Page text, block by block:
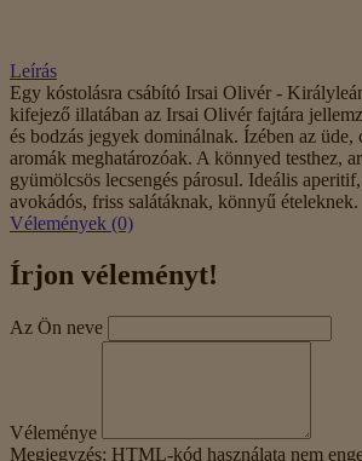
Leírás
Egy kóstolásra csábító Irsai Olivér -
kifejező illatában az Irsai Olivér fajtára
és bodzás jegyek dominálnak. Ízében az
aromák meghatározóak. A könnyed testhez,
gyümölcsös lecsengés párosul. Ideális
avokádós, friss salátáknak, könnyű ételeknek.
Vélemények (0)
Írjon véleményt!
Az Ön neve
Véleménye
Megjegyzés: HTML-kód használata nem